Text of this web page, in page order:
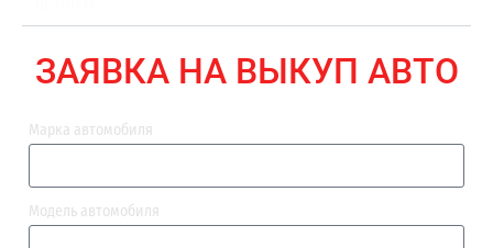
ЗАЯВКА НА ВЫКУП АВТО
Марка автомобиля
Модель автомобиля